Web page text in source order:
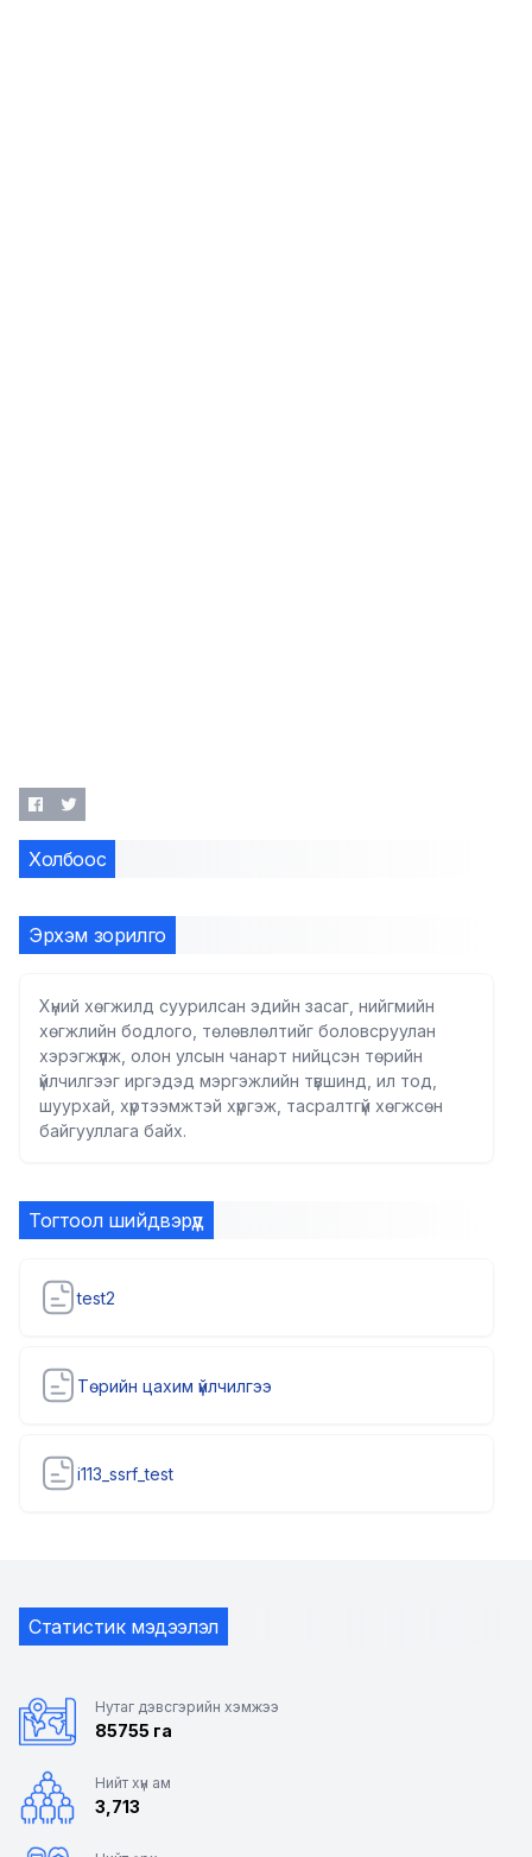
Холбоос
Эрхэм зорилго
Хүний хөгжилд суурилсан эдийн засаг, нийгмийн
хөгжлийн бодлого, төлөвлөлтийг боловсруулан
хэрэгжүүлж, олон улсын чанарт нийцсэн төрийн
үйлчилгээг иргэдэд мэргэжлийн түвшинд, ил тод,
шуурхай, хүртээмжтэй хүргэж, тасралтгүй хөгжсөн
байгууллага байх.
Тогтоол шийдвэрүүд
test2
Төрийн цахим үйлчилгээ
i113_ssrf_test
Статистик мэдээлэл
Нутаг дэвсгэрийн хэмжээ
85755 га
Нийт хүн ам
3,713